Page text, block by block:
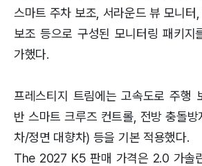
스마트 주차 보조, 서라운드 뷰 모니터,
보조 등으로 구성된 모니터링 패키지
가했다.
프레스티지 트림에는 고속도로 주행
반 스마트 크루즈 컨트롤, 전방 충돌
차/정면 대향차) 등을 기본 적용했다.
The 2027 K5 판매 가격은 2.0 가솔